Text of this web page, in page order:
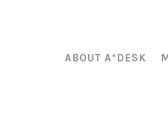
ABOUT A*DESK